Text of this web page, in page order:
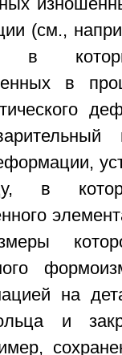
(см.,
в
в
в
на
и